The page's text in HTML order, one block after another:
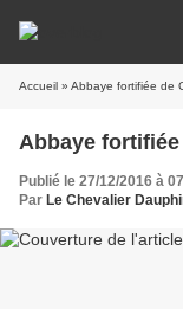
Accueil » Abbaye fortifiée de
Abbaye fortifiée
Publié le 27/12/2016 à
Par Le Chevalier